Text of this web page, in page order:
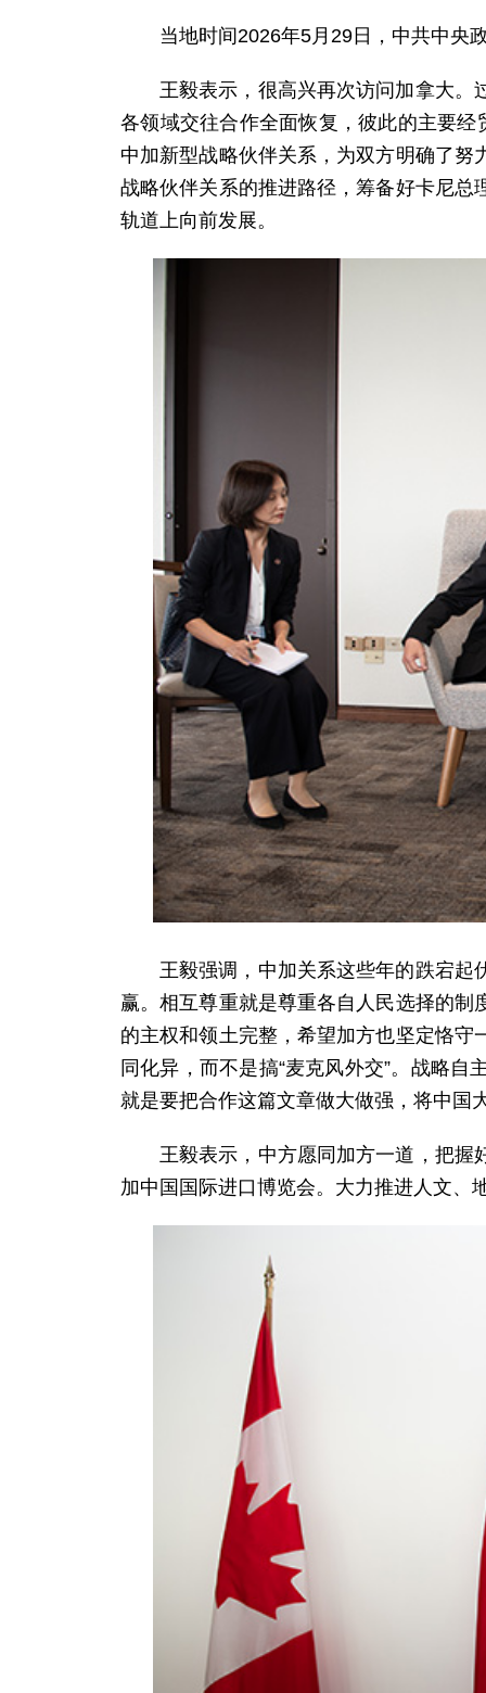
当地时间2026年5月29日，中共中央
王毅表示，很高兴再次访问加拿大。
各领域交往合作全面恢复，彼此的主要
中加新型战略伙伴关系，为双方明确了
战略伙伴关系的推进路径，筹备好卡尼
轨道上向前发展。
王毅强调，中加关系这些年的跌宕起
赢。相互尊重就是尊重各自人民选择的
的主权和领土完整，希望加方也坚定恪
同化异，而不是搞“麦克风外交”。战略
就是要把合作这篇文章做大做强，将中国
王毅表示，中方愿同加方一道，把握
加中国国际进口博览会。大力推进人文、